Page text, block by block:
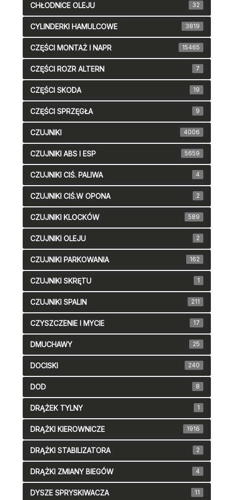
CHŁODNICE OLEJU 32
CYLINDERKI HAMULCOWE 3819
CZĘŚCI MONTAŻ I NAPR 15465
CZĘŚCI ROZR ALTERN 7
CZĘŚCI SKODA 19
CZĘŚCI SPRZĘGŁA 9
CZUJNIKI 4006
CZUJNIKI ABS I ESP 5659
CZUJNIKI CIŚ. PALIWA 4
CZUJNIKI CIŚ.W OPONA 2
CZUJNIKI KLOCKÓW 589
CZUJNIKI OLEJU 2
CZUJNIKI PARKOWANIA 162
CZUJNIKI SKRĘTU 1
CZUJNIKI SPALIN 211
CZYSZCZENIE I MYCIE 17
DMUCHAWY 25
DOCISKI 240
DOD 8
DRĄŻEK TYLNY 1
DRĄŻKI KIEROWNICZE 1916
DRĄŻKI STABILIZATORA 2
DRĄŻKI ZMIANY BIEGÓW 4
DYSZE SPRYSKIWACZA 11